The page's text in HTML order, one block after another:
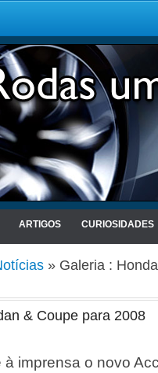
ARTIGOS CURIOSIDADES
» Galeria :
& Coupe para 2008
imprensa o novo